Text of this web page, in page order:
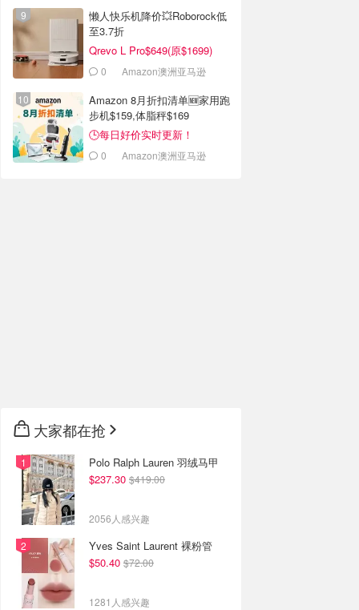
懒人快乐机降价💥Roborock低
至3.7折
Qrevo L Pro$649(原$1699)
0 Amazon澳洲亚马逊
Amazon 8月折扣清单🆕家用跑
步机$159,体脂秤$169
🕒每日好价实时更新！
0 Amazon澳洲亚马逊
大家都在抢
Polo Ralph Lauren 羽绒马甲
$237.30 $419.00
2056人感兴趣
Yves Saint Laurent 裸粉管
$50.40 $72.00
1281人感兴趣